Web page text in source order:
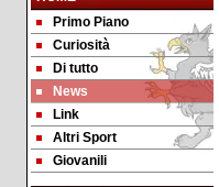
Primo Piano
Curiosità
Di tutto
News
Link
Altri Sport
Giovanili